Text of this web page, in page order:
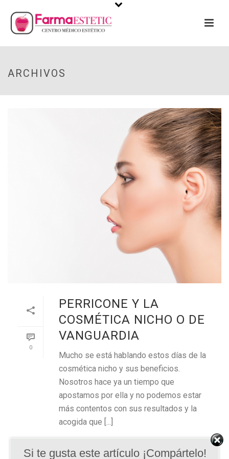
ARCHIVOS
0
PERRICONE Y LA
COSMÉTICA NICHO O DE
VANGUARDIA
Mucho se está hablando estos días de la
cosmética nicho y sus beneficios.
Nosotros hace ya un tiempo que
apostamos por ella y no podemos estar
más contentos con sus resultados y la
acogida que [...]
READ MORE
Si te gusta este artículo ¡Compártelo!